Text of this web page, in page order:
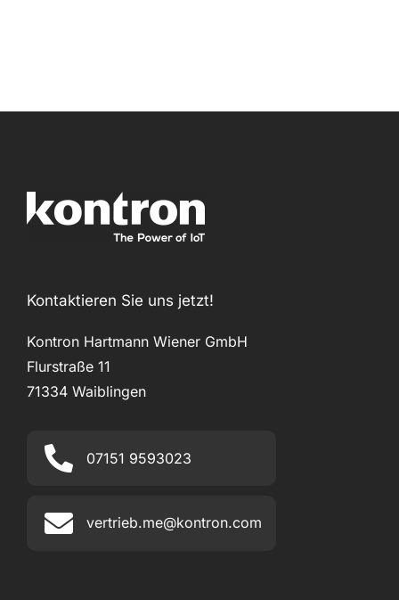
Kontaktieren Sie uns jetzt!
Kontron Hartmann Wiener GmbH
Flurstraße 11
71334 Waiblingen
07151 9593023
vertrieb.me@kontron.com